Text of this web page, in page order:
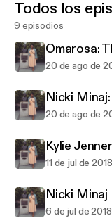
Todos los
9 episodios
Omarosa:
20 de ago de
Nicki
20 de ago de
Kylie
11 de jul de 2018
Nicki Minaj
6 de jul de 2018